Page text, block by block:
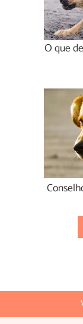
O que